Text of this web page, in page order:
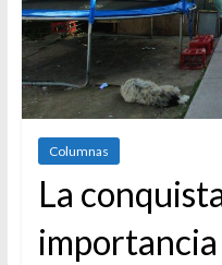
Columnas
La